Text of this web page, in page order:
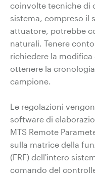
coinvolte tecniche di
sistema, compreso il
attuatore, potrebbe
naturali. Tenere
richiedere la
ottenere la
campione.
Le regolazioni
software di
MTS Remote
sulla matrice della
(FRF) dell'intero
comando del